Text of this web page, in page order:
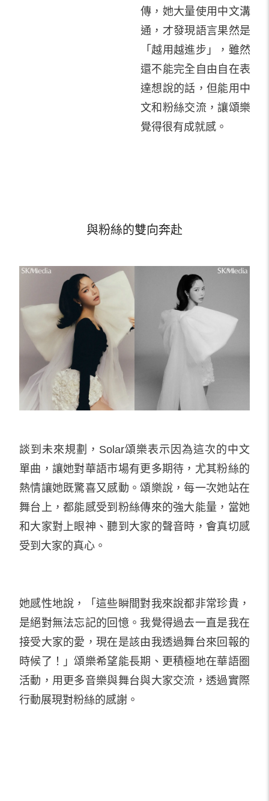
傳，她大量使用中文溝
通，才發現語言果然是
「越用越進步」，雖然
還不能完全自由自在表
達想說的話，但能用中
文和粉絲交流，讓頌樂
覺得很有成就感。
與粉絲的雙向奔赴
談到未來規劃，Solar頌樂表示因為這次的中文
單曲，讓她對華語市場有更多期待，尤其粉絲的
熱情讓她既驚喜又感動。頌樂說，每一次她站在
舞台上，都能感受到粉絲傳來的強大能量，當她
和大家對上眼神、聽到大家的聲音時，會真切感
受到大家的真心。
她感性地說，「這些瞬間對我來說都非常珍貴，
是絕對無法忘記的回憶。我覺得過去一直是我在
接受大家的愛，現在是該由我透過舞台來回報的
時候了！」頌樂希望能長期、更積極地在華語圈
活動，用更多音樂與舞台與大家交流，透過實際
行動展現對粉絲的感謝。